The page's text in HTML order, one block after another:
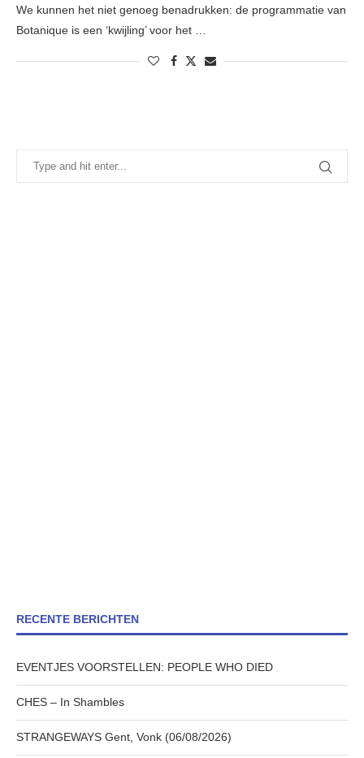
We kunnen het niet genoeg benadrukken: de programmatie van
Botanique is een ‘kwijling’ voor het …
RECENTE BERICHTEN
EVENTJES VOORSTELLEN: PEOPLE WHO DIED
CHES – In Shambles
STRANGEWAYS Gent, Vonk (06/08/2026)